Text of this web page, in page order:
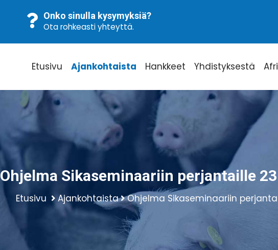
Onko sinulla kysymyksiä?
Ota rohkeasti yhteyttä.
Etusivu Ajankohtaista Hankkeet Yhdistyksestä
Ohjelma Sikaseminaariin perjantaille
Etusivu Ajankohtaista Ohjelma Sikaseminaariin